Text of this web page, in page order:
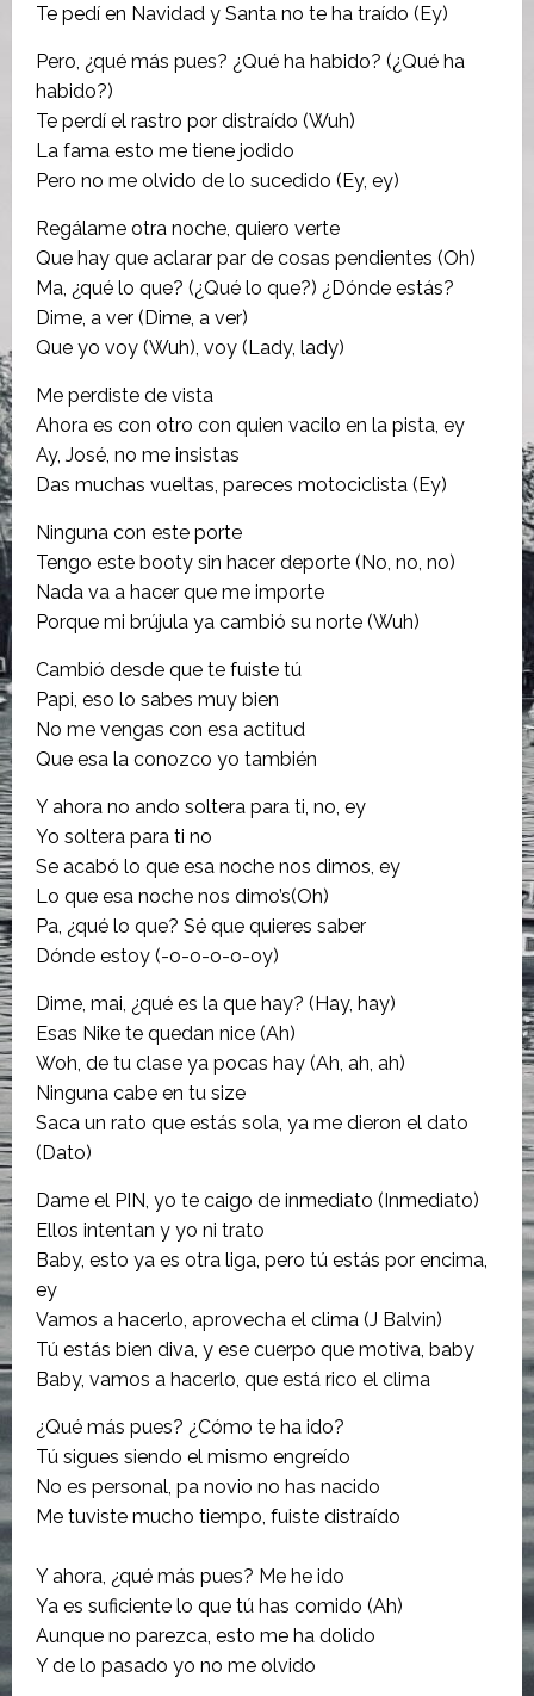
Te pedí en Navidad y Santa no te ha traído (Ey)
Pero, ¿qué más pues? ¿Qué ha habido? (¿Qué ha
habido?)
Te perdí el rastro por distraído (Wuh)
La fama esto me tiene jodido
Pero no me olvido de lo sucedido (Ey, ey)
Regálame otra noche, quiero verte
Que hay que aclarar par de cosas pendientеs (Oh)
Ma, ¿qué lo que? (¿Qué lo que?) ¿Dónde еstás?
Dime, a ver (Dime, a ver)
Que yo voy (Wuh), voy (Lady, lady)
Me perdiste de vista
Ahora es con otro con quien vacilo en la pista, ey
Ay, José, no me insistas
Das muchas vueltas, pareces motociclista (Ey)
Ninguna con este porte
Tengo este booty sin hacer deporte (No, no, no)
Nada va a hacer que me importe
Porque mi brújula ya cambió su norte (Wuh)
Cambió desde que te fuiste tú
Papi, eso lo sabes muy bien
No me vengas con esa actitud
Que esa la conozco yo también
Y ahora no ando soltera para ti, no, ey
Yo soltera para ti no
Se acabó lo que esa noche nos dimos, ey
Lo que esa noche nos dimo’s(Oh)
Pa, ¿qué lo que? Sé que quieres saber
Dónde estoy (-o-o-o-o-oy)
Dime, mai, ¿qué es la que hay? (Hay, hay)
Esas Nike te quedan nice (Ah)
Woh, de tu clase ya pocas hay (Ah, ah, ah)
Ninguna cabe en tu size
Saca un rato que estás sola, ya me dieron el dato
(Dato)
Dame el PIN, yo te caigo de inmediato (Inmediato)
Ellos intentan y yo ni trato
Baby, esto ya es otra liga, pero tú estás por encima,
ey
Vamos a hacerlo, aprovecha el clima (J Balvin)
Tú estás bien diva, y ese cuerpo que motiva, baby
Baby, vamos a hacerlo, que está rico el clima
¿Qué más pues? ¿Cómo te ha ido?
Tú sigues siendo el mismo engreído
No es personal, pa novio no has nacido
Me tuviste mucho tiempo, fuiste distraído
Y ahora, ¿qué más pues? Me he ido
Ya es suficiente lo que tú has comido (Ah)
Aunque no parezca, esto me ha dolido
Y de lo pasado yo no me olvido